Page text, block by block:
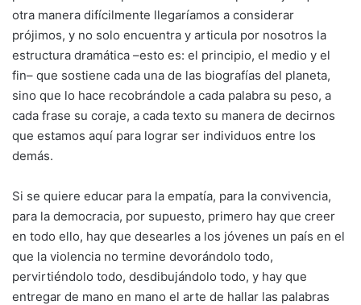
otra manera difícilmente llegaríamos a considerar
prójimos, y no solo encuentra y articula por nosotros la
estructura dramática –esto es: el principio, el medio y el
fin– que sostiene cada una de las biografías del planeta,
sino que lo hace recobrándole a cada palabra su peso, a
cada frase su coraje, a cada texto su manera de decirnos
que estamos aquí para lograr ser individuos entre los
demás.
Si se quiere educar para la empatía, para la convivencia,
para la democracia, por supuesto, primero hay que creer
en todo ello, hay que desearles a los jóvenes un país en el
que la violencia no termine devorándolo todo,
pervirtiéndolo todo, desdibujándolo todo, y hay que
entregar de mano en mano el arte de hallar las palabras